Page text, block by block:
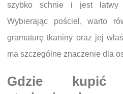
szybko schnie i jest łatwy
Wybierając pościel, warto
gramaturę tkaniny oraz jej
ma szczególne znaczenie dla
Gdzie